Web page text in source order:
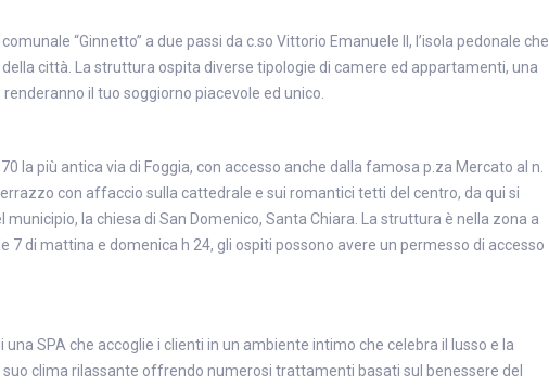
“Ginnetto” a due passi da c.so Vittorio Emanuele II, l’isola pedonale che
città. La struttura ospita diverse tipologie di camere ed appartamenti, una
il tuo soggiorno piacevole ed unico.
la più antica via di Foggia, con accesso anche dalla famosa p.za Mercato al n.
con affaccio sulla cattedrale e sui romantici tetti del centro, da qui si
la chiesa di San Domenico, Santa Chiara. La struttura è nella zona a
7 di mattina e domenica h 24, gli ospiti possono avere un permesso di accesso
una SPA che accoglie i clienti in un ambiente intimo che celebra il lusso e la
clima rilassante offrendo numerosi trattamenti basati sul benessere del